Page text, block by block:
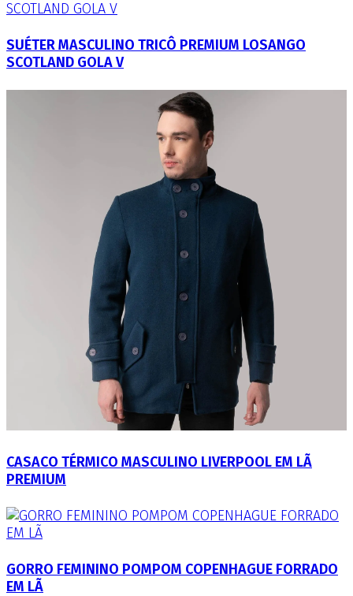
SUÉTER MASCULINO TRICÔ PREMIUM LOSANGO
SCOTLAND GOLA V
CASACO TÉRMICO MASCULINO LIVERPOOL EM LÃ
PREMIUM
GORRO FEMININO POMPOM COPENHAGUE FORRADO
EM LÃ